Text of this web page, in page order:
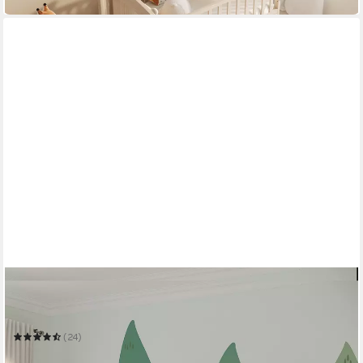
(24)
279,99 €